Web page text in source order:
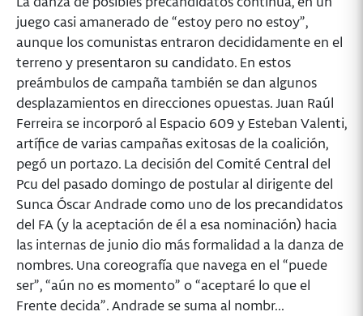
juego casi amanerado de “estoy pero no estoy”,
aunque los comunistas entraron decididamente en el
terreno y presentaron su candidato. En estos
preámbulos de campaña también se dan algunos
desplazamientos en direcciones opuestas. Juan Raúl
Ferreira se incorporó al Espacio 609 y Esteban Valenti,
artífice de varias campañas exitosas de la coalición,
pegó un portazo. La decisión del Comité Central del
Pcu del pasado domingo de postular al dirigente del
Sunca Óscar Andrade como uno de los precandidatos
del FA (y la aceptación de él a esa nominación) hacia
las internas de junio dio más formalidad a la danza de
nombres. Una coreografía que navega en el “puede
ser”, “aún no es momento” o “aceptaré lo que el
Frente decida”. Andrade se suma al nombr...